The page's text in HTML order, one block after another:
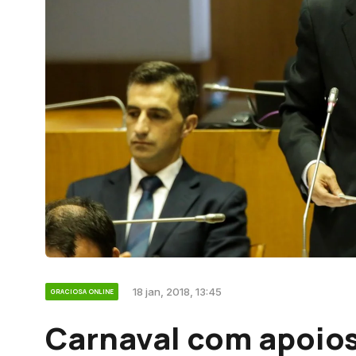
GRACIOSA ONLINE 18 jan, 2018, 13:45
Carnaval com